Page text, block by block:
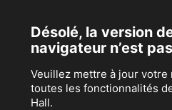
Désolé, la version
navigateur n’est
Veuillez mettre à jour
toutes les fonctionnalités
Hall.